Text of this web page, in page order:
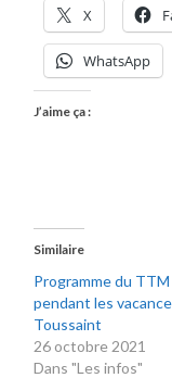
X
WhatsApp
J’aime ça :
Similaire
Programme du TTM
pendant les
Toussaint
26 octobre 2021
Dans "Les infos"